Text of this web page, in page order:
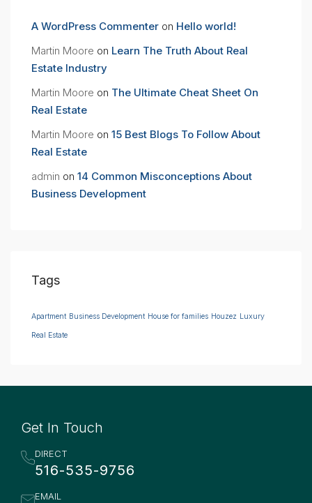
A WordPress Commenter on Hello world!
Martin Moore on Learn The Truth About Real
Estate Industry
Martin Moore on The Ultimate Cheat Sheet On
Real Estate
Martin Moore on 15 Best Blogs To Follow About
Real Estate
admin on 14 Common Misconceptions About
Business Development
Tags
Apartment Business Development House for families Houzez Luxury
Real Estate
Get In Touch
DIRECT
516-535-9756
EMAIL